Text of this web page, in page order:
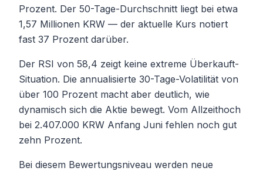
Prozent. Der 50-Tage-Durchschnitt liegt bei etwa
1,57 Millionen KRW — der aktuelle Kurs notiert
fast 37 Prozent darüber.
Der RSI von 58,4 zeigt keine extreme Überkauft-
Situation. Die annualisierte 30-Tage-Volatilität von
über 100 Prozent macht aber deutlich, wie
dynamisch sich die Aktie bewegt. Vom Allzeithoch
bei 2.407.000 KRW Anfang Juni fehlen noch gut
zehn Prozent.
Bei diesem Bewertungsniveau werden neue